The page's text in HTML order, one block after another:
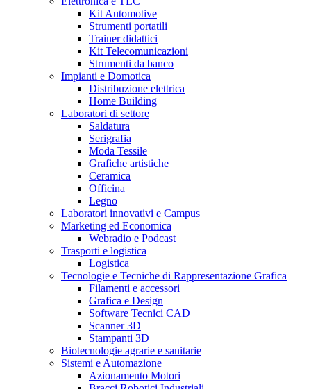
Kit Automotive
Strumenti portatili
Trainer didattici
Kit Telecomunicazioni
Strumenti da banco
Impianti e Domotica
Distribuzione elettrica
Home Building
Laboratori di settore
Saldatura
Serigrafia
Moda Tessile
Grafiche artistiche
Ceramica
Officina
Legno
Laboratori innovativi e Campus
Marketing ed Economica
Webradio e Podcast
Trasporti e logistica
Logistica
Tecnologie e Tecniche di Rappresentazione Grafica
Filamenti e accessori
Grafica e Design
Software Tecnici CAD
Scanner 3D
Stampanti 3D
Biotecnologie agrarie e sanitarie
Sistemi e Automazione
Azionamento Motori